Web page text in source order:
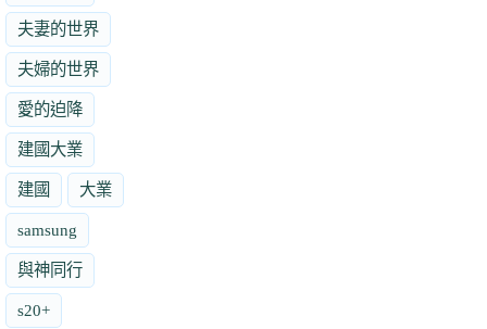
夫妻的世界
夫婦的世界
愛的迫降
建國大業
建國 大業
samsung
與神同行
s20+